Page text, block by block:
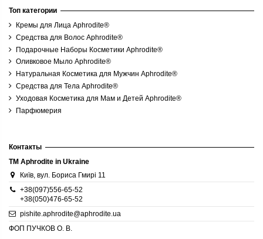
Топ категории
Кремы для Лица Aphrodite®
Средства для Волос Aphrodite®
Подарочные Наборы Косметики Aphrodite®
Оливковое Мыло Aphrodite®
Натуральная Косметика для Мужчин Aphrodite®
Средства для Тела Aphrodite®
Уходовая Косметика для Мам и Детей Aphrodite®
Парфюмерия
Контакты
TM Aphrodite in Ukraine
Київ, вул. Бориса Гмирі 11
+38(097)556-65-52
+38(050)476-65-52
pishite.aphrodite@aphrodite.ua
ФОП ПУЧКОВ О. В.